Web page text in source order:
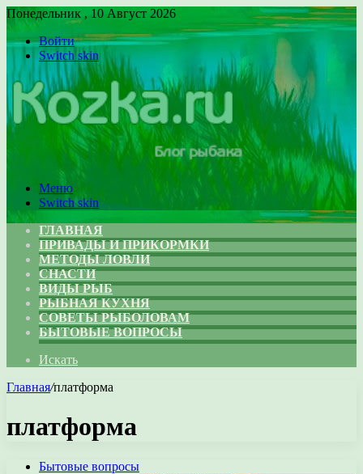
Понедельник , 10 Август 2026
Войти
Switch skin
Меню
Switch skin
ГЛАВНАЯ
ПРИВАДЫ И ПРИКОРМКИ
МЕТОДЫ ЛОВЛИ
СНАСТИ
ВИДЫ РЫБ
РЫБНАЯ КУХНЯ
СОВЕТЫ РЫБОЛОВАМ
БЫТОВЫЕ ВОПРОСЫ
Искать
Главная/платформа
платформа
Бытовые вопросы